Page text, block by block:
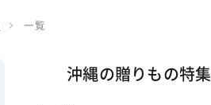
一覧
沖縄の贈りもの特集